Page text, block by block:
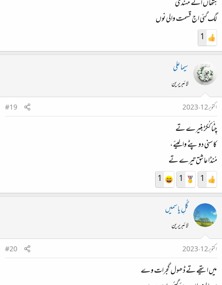
ہتھاں اُتے مہندی
لگ گئی اج قسمت والی نوں
1
سیما علی
لائبریرین
اکتوبر 12، 2023
#19
چِٹّا کُکڑ بنیرے تے
کاسنی دوپٹے والیئے،
مُنڈا عاشق تیرے تے
1
1
1
گُلِ یاسمیں
لائبریرین
اکتوبر 12، 2023
#20
میں ایتھے تے ڈھول گجرات وے